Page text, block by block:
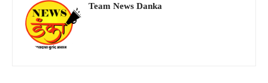
Team News Danka